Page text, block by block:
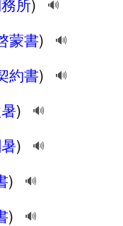
所) 🔊
蒙書) 🔊
約書) 🔊
) 🔊
) 🔊
) 🔊
) 🔊